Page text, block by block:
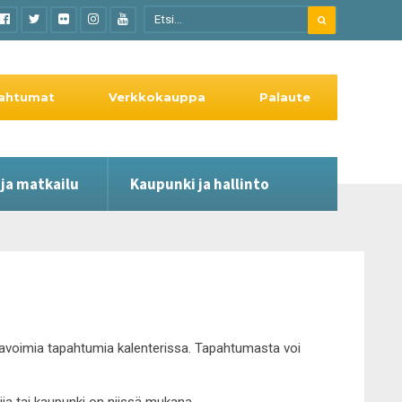
ja matkailu Kaupunki ja hallinto
Verkkokauppa Palaute
tapahtumia kalenterissa. Tapahtumasta voi